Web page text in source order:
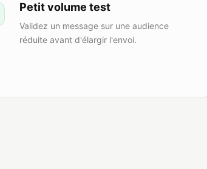
Petit volume test
Validez un message sur une audience
réduite avant d'élargir l'envoi.